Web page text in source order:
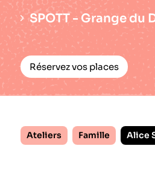
SPOTT - Grange du
Réservez vos places
Ateliers Famille Alice